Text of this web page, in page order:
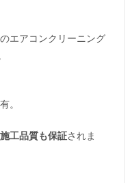
エアコンクリーニング
。
施工品質も保証されま